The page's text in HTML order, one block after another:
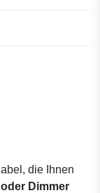
die Ihnen
Dimmer